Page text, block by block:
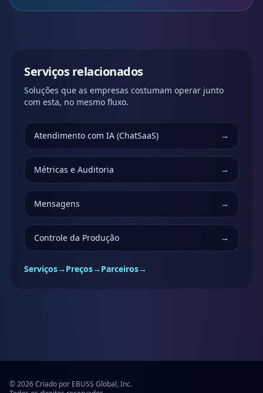
Serviços relacionados
Soluções que as empresas costumam operar junto
com esta, no mesmo fluxo.
Atendimento com IA (ChatSaaS) →
Métricas e Auditoria →
Mensagens →
Controle da Produção →
Serviços→ Preços→ Parceiros→
© 2026 Criado por EBUSS Global, Inc.